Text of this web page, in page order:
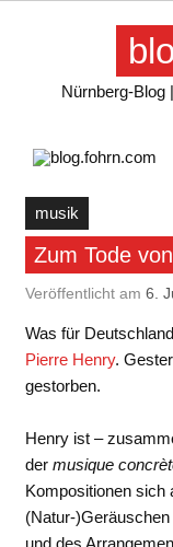
Skip
Nürnberg-Blog
musik
Zum Tode
Veröffentlicht am 6.
Was für
Pierre Henry.
gestorben.
Henry ist –
der musique
Kompositionen sich
(Natur-